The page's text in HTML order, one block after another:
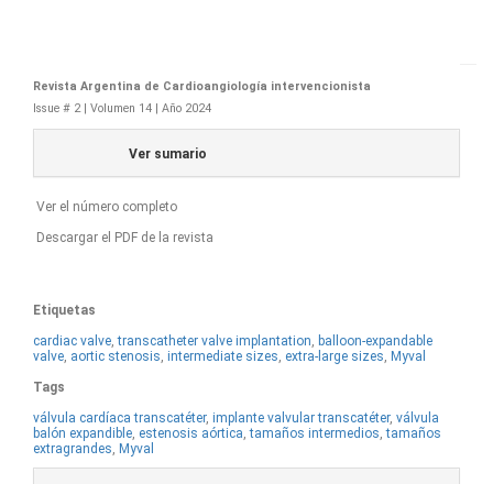
Revista Argentina de Cardioangiología intervencionista
Issue # 2 | Volumen 14 | Año 2024
Ver sumario
Ver el número completo
Descargar el PDF de la revista
Etiquetas
cardiac valve,transcatheter valve implantation, balloon-expandable
valve, aortic stenosis, intermediate sizes, extra-large sizes, Myval
Tags
válvula cardíaca transcatéter, implante valvular transcatéter, válvula
balón expandible, estenosis aórtica,tamaños intermedios,tamaños
extragrandes, Myval